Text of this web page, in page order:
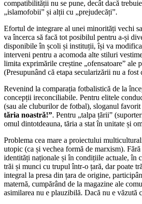
compatibilității nu se pune, decât dacă
„islamofobii” și alții cu „prejudecăți”.
Efortul de integrare al unei minorități vechi
va încerca să facă tot posibilul pentru a-și
disponibile în școli și instituții, își va
interveni pentru a acomoda alte stiluri
limita exprimările creștine „ofensatoare” ale
(Presupunând că etapa secularizării nu a fost
Revenind la comparația fotbalistică de la
concepții ireconciliabile. Pentru elitele
(sau ale cluburilor de fotbal), sloganul favorit
tăria noastră!”. Pentru „talpa țării”
omul dintotdeauna, tăria a stat în unitate și
Problema cea mare a proiectului
utopic (ca și vechea formă de marxism).
identități naționale și în condițiile actuale, în
trăi și munci cu trupul într-o țară, dar poate
integral la presa din țara de origine,
maternă, cumpărând de la magazine ale
asimilarea nu e plauzibilă. Dacă nu e văzută